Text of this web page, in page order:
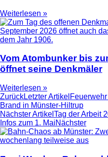
Weiterlesen »
Vom Atombunker bis
öffnet seine Denkmäler
Weiterlesen »
ZurückLetzter Artikel
Brand in Münster-Hiltrup
Nächster Artikel Tag der Arbeit
Infos zum 1. MaiNächster